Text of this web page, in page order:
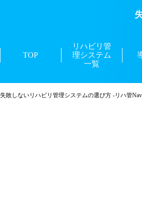
TOP
リハビリ管
理システム
一覧
失敗しないリハビリ管理システムの選び方 -リハ管